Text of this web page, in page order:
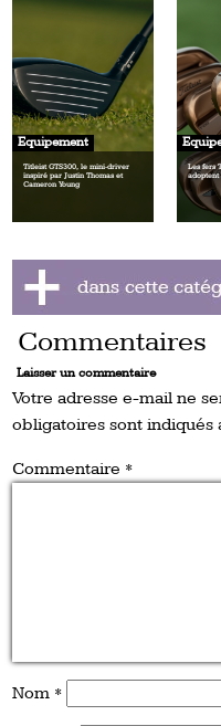
Equipement
Titleist GTS300, le mini‑driver
inspiré par Justin Thomas et
Cameron Young
Les fers
adoptent
Commentaires
Laisser un commentaire
Votre adresse e-mail ne
obligatoires sont indiqués
Commentaire *
Nom *